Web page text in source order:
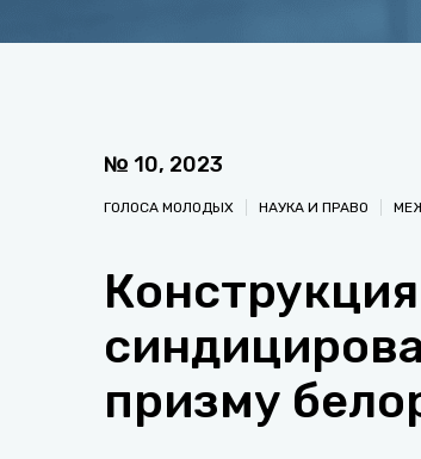
№ 10, 2023
ГОЛОСА МОЛОДЫХ НАУКА И ПРАВО
призму